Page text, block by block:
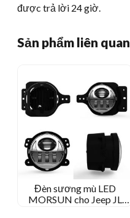
được trả lời 24 giờ.
Sản phẩm liên quan
Đèn sương mù LED
MORSUN cho Jeep JL